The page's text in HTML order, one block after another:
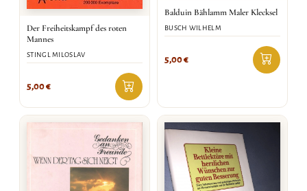
Der Freiheitskampf des roten
Mannes
STINGL MILOSLAV
5,00€
Balduin Bählamm Maler Klecksel
BUSCH WILHELM
5,00€